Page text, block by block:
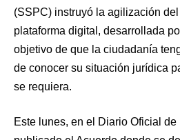
(SSPC) instruyó la agilización
plataforma digital, desarrollada
objetivo de que la ciudadanía
de conocer su situación jurídica
se requiera.
Este lunes, en el Diario Oficial